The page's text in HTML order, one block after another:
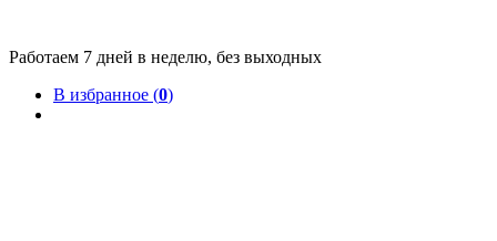
Работаем 7 дней в неделю, без выходных
В избранное (0)